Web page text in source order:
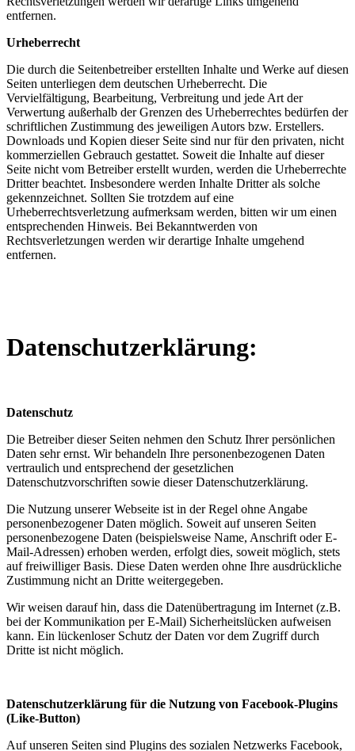
entfernen.
Urheberrecht
Die durch die Seitenbetreiber erstellten Inhalte und Werke auf diesen
Seiten unterliegen dem deutschen Urheberrecht. Die
Vervielfältigung, Bearbeitung, Verbreitung und jede Art der
Verwertung außerhalb der Grenzen des Urheberrechtes bedürfen der
schriftlichen Zustimmung des jeweiligen Autors bzw. Erstellers.
Downloads und Kopien dieser Seite sind nur für den privaten, nicht
kommerziellen Gebrauch gestattet. Soweit die Inhalte auf dieser
Seite nicht vom Betreiber erstellt wurden, werden die Urheberrechte
Dritter beachtet. Insbesondere werden Inhalte Dritter als solche
gekennzeichnet. Sollten Sie trotzdem auf eine
Urheberrechtsverletzung aufmerksam werden, bitten wir um einen
entsprechenden Hinweis. Bei Bekanntwerden von
Rechtsverletzungen werden wir derartige Inhalte umgehend
entfernen.
Datenschutzerklärung:
Datenschutz
Die Betreiber dieser Seiten nehmen den Schutz Ihrer persönlichen
Daten sehr ernst. Wir behandeln Ihre personenbezogenen Daten
vertraulich und entsprechend der gesetzlichen
Datenschutzvorschriften sowie dieser Datenschutzerklärung.
Die Nutzung unserer Webseite ist in der Regel ohne Angabe
personenbezogener Daten möglich. Soweit auf unseren Seiten
personenbezogene Daten (beispielsweise Name, Anschrift oder E-
Mail-Adressen) erhoben werden, erfolgt dies, soweit möglich, stets
auf freiwilliger Basis. Diese Daten werden ohne Ihre ausdrückliche
Zustimmung nicht an Dritte weitergegeben.
Wir weisen darauf hin, dass die Datenübertragung im Internet (z.B.
bei der Kommunikation per E-Mail) Sicherheitslücken aufweisen
kann. Ein lückenloser Schutz der Daten vor dem Zugriff durch
Dritte ist nicht möglich.
Datenschutzerklärung für die Nutzung von Facebook-Plugins
(Like-Button)
Auf unseren Seiten sind Plugins des sozialen Netzwerks Facebook,